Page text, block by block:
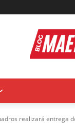
realizará entrega